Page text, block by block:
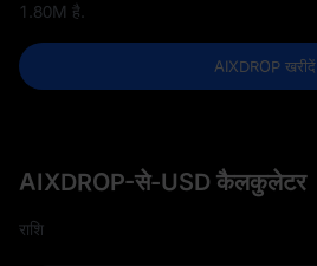
1.80M है.
AIXDROP खरीदें
AIXDROP-से-USD कैलकुलेटर
राशि